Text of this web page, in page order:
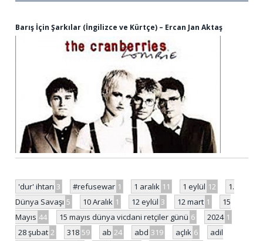
Barış İçin Şarkılar (İngilizce ve Kürtçe) – Ercan Jan Aktaş
'dur' ihtarı 3 #refusewar 1 1 aralık 11 1 eylül 12
1.
Dünya Savaşı 5 10 Aralık 1 12 eylül 3 12 mart 1
15
Mayıs 44 15 mayıs dünya vicdani retçiler günü 6 2024 1
28 şubat 2 318 59 ab 24 abd 319 açlık 6
adil